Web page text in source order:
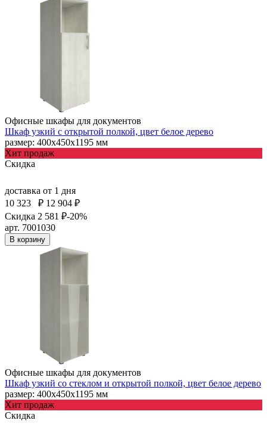
Офисные шкафы для документов
Шкаф узкий с открытой полкой, цвет белое дерево
размер: 400х450х1195 мм
Хит продаж
Скидка
доставка от 1 дня
10 323
₽ 12 904 ₽
Скидка 2 581 ₽-20%
арт. 7001030
В корзину
Офисные шкафы для документов
Шкаф узкий со стеклом и открытой полкой, цвет белое дерево
размер: 400х450х1195 мм
Хит продаж
Скидка